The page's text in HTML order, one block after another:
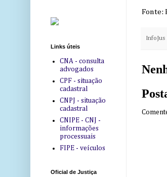
Fonte:
Links úteis
CNA - consulta
advogados
CPF - situação
cadastral
CNPJ - situação
cadastral
CNIPE - CNJ -
informações
processuais
FIPE - veículos
Oficial de Justiça